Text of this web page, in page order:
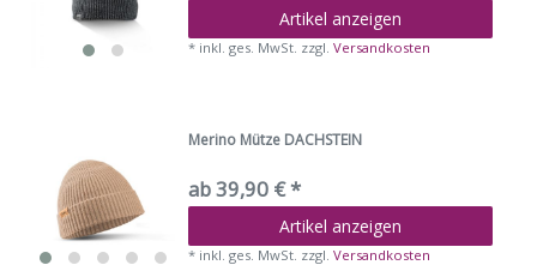
Artikel anzeigen
* inkl. ges. MwSt. zzgl.Versandkosten
Merino Mütze DACHSTEIN
ab 39,90 € *
Artikel anzeigen
* inkl. ges. MwSt. zzgl.Versandkosten